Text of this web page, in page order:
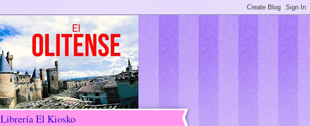
Librería El Kiosko